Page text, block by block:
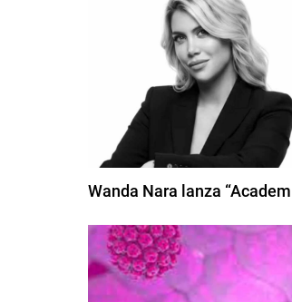
Wanda Nara lanza